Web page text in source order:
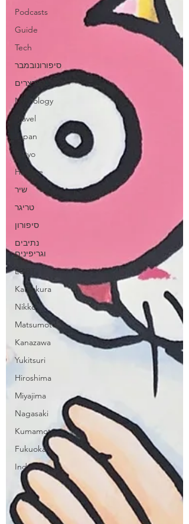
Podcasts
Guide
Tech
סיפורונובמבר
קצרצרים
Mythology
Travel
Japan
Tokyo
Hakone
שיר
טריגר
סיפורון
נתיבים
וגריפינים
LGBT
Kamakura
Nikko
Matsumoto
Kanazawa
Yukitsuri
Hiroshima
Miyajima
Nagasaki
Kumamoto
Fukuoka
Index